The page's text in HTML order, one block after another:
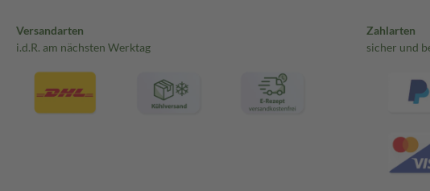
Versandarten
i.d.R. am nächsten Werktag
Zahlarten
sicher und